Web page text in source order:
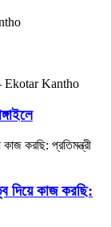
দিয়ে কাজ করছি: